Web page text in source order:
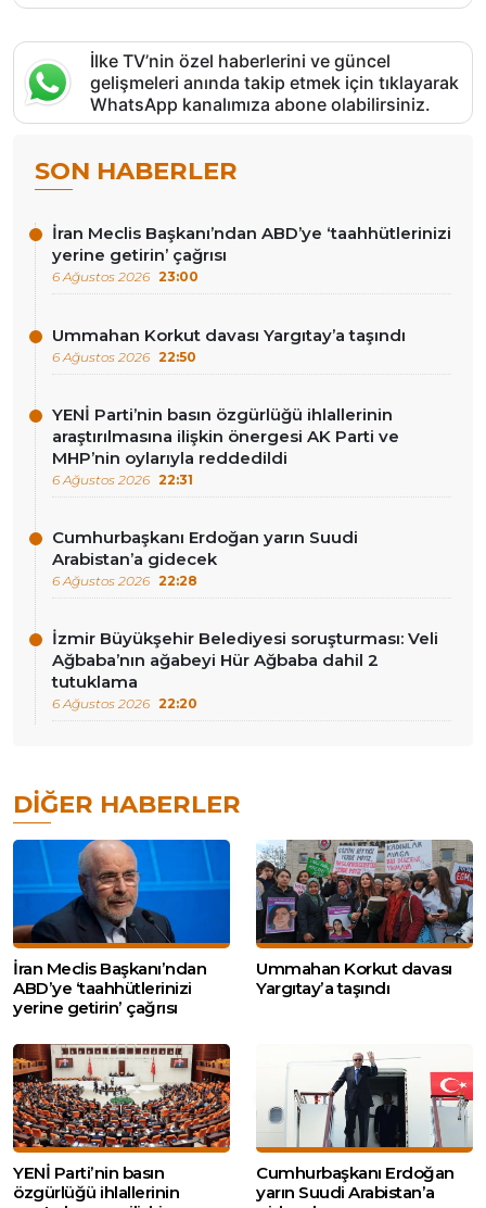
İlke TV’nin özel haberlerini ve güncel
gelişmeleri anında takip etmek için tıklayarak
WhatsApp kanalımıza abone olabilirsiniz.
SON HABERLER
İran Meclis Başkanı’ndan ABD’ye ‘taahhütlerinizi
yerine getirin’ çağrısı
6 Ağustos 2026 23:00
Ummahan Korkut davası Yargıtay’a taşındı
6 Ağustos 2026 22:50
YENİ Parti’nin basın özgürlüğü ihlallerinin
araştırılmasına ilişkin önergesi AK Parti ve
MHP’nin oylarıyla reddedildi
6 Ağustos 2026 22:31
Cumhurbaşkanı Erdoğan yarın Suudi
Arabistan’a gidecek
6 Ağustos 2026 22:28
İzmir Büyükşehir Belediyesi soruşturması: Veli
Ağbaba’nın ağabeyi Hür Ağbaba dahil 2
tutuklama
6 Ağustos 2026 22:20
DIĞER HABERLER
İran Meclis Başkanı’ndan
ABD’ye ‘taahhütlerinizi
yerine getirin’ çağrısı
Ummahan Korkut davası
Yargıtay’a taşındı
YENİ Parti’nin basın
özgürlüğü ihlallerinin
Cumhurbaşkanı Erdoğan
yarın Suudi Arabistan’a